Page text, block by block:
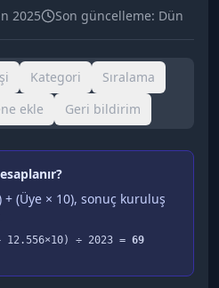
2025 Son güncelleme: Dün
Kategori
Sıralama
ekle Geri bildirim
(Üye × 10), sonuç kuruluş
12.556×10) ÷ 2023 = 69